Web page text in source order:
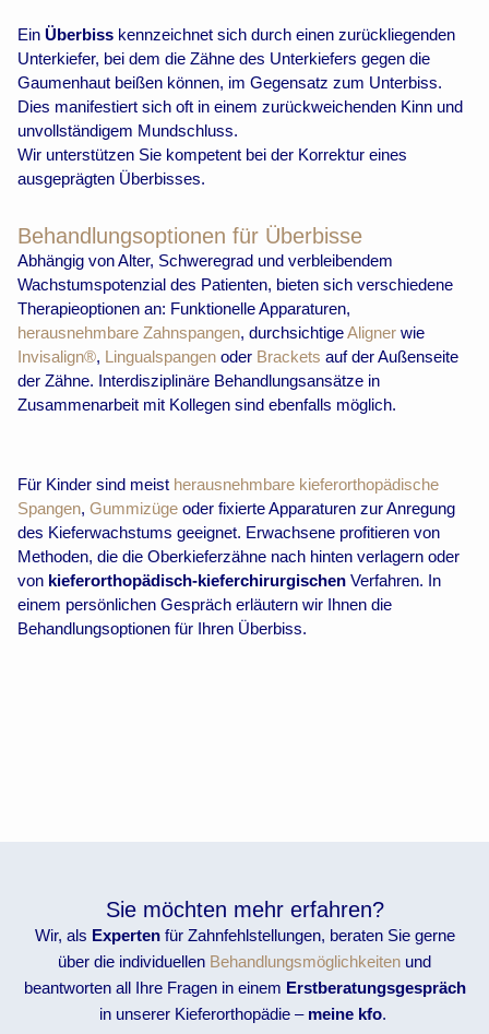
Ein Überbiss kennzeichnet sich durch einen zurückliegenden
Unterkiefer, bei dem die Zähne des Unterkiefers gegen die
Gaumenhaut beißen können, im Gegensatz zum Unterbiss.
Dies manifestiert sich oft in einem zurückweichenden Kinn und
unvollständigem Mundschluss.
Wir unterstützen Sie kompetent bei der Korrektur eines
ausgeprägten Überbisses.
Behandlungsoptionen für Überbisse
Abhängig von Alter, Schweregrad und verbleibendem
Wachstumspotenzial des Patienten, bieten sich verschiedene
Therapieoptionen an: Funktionelle Apparaturen,
herausnehmbare Zahnspangen, durchsichtigeAligner wie
Invisalign®, Lingualspangen oder Brackets auf der Außenseite
der Zähne. Interdisziplinäre Behandlungsansätze in
Zusammenarbeit mit Kollegen sind ebenfalls möglich.
Für Kinder sind meist herausnehmbare kieferorthopädische
Spangen, Gummizüge oder fixierte Apparaturen zur Anregung
des Kieferwachstums geeignet. Erwachsene profitieren von
Methoden, die die Oberkieferzähne nach hinten verlagern oder
von kieferorthopädisch-kieferchirurgischen Verfahren. In
einem persönlichen Gespräch erläutern wir Ihnen die
Behandlungsoptionen für Ihren Überbiss.
Sie möchten mehr erfahren?
Wir, als Expertenfür Zahnfehlstellungen, beraten Sie gerne
über die individuellen Behandlungsmöglichkeiten und
beantworten all Ihre Fragen in einem Erstberatungsgespräch
in unserer Kieferorthopädie – meine kfo.